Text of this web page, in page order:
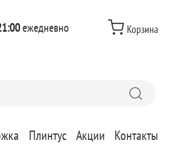
ежедневно Корзина
Плинтус Акции Контакты